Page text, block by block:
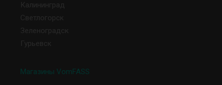
Калининград
Светлогорск
Зеленоградск
Гурьевск
Магазины VomFASS